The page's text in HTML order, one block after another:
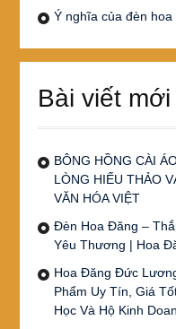
Ý nghĩa của đèn hoa
Bài viết mới
BÔNG HỒNG CÀI
LÒNG HIẾU THẢO
VĂN HÓA VIỆT
Đèn Hoa Đăng –
Yêu Thương | Hoa
Hoa Đăng Đức
Phẩm Uy Tín, Giá
Học Và Hộ Kinh